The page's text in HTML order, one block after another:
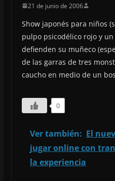
21 de junio de 2006
Show japonés para niños
pulpo psicodélico rojo y
defienden su muñeco
de las garras de tres
caucho en medio de un
0
Ver también: El
jugar online con
la experiencia